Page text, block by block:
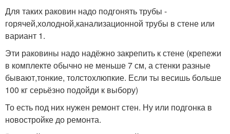
Для таких раковин надо подгонять трубы -
горячей,холодной,канализационной трубы в стене или
вариант 1.
Эти раковины надо надёжно закрепить к стене (крепежи
в комплекте обычно не меньше 7 см, а стенки разные
бывают,тонкие, толстохлюпкие. Если ты весишь больше
100 кг серьёзно подойди к выбору)
То есть под них нужен ремонт стен. Ну или подгонка в
новостройке до ремонта.